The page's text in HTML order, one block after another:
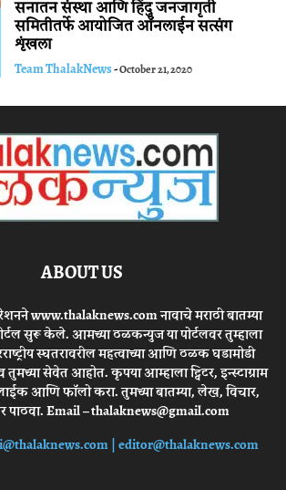
सनातन संस्था आणि हिंदु जनजागृती
समितीतर्फे आयोजित ऑनलाईन सत्संग
शृंखला
Team ThalakNews-October 21, 2020
ABOUT US
www.thalaknews.com नावाचे मराठी बातम्या
सुरू केले. आमच्या ठळकन्युज या पोर्टलवर तुम्हाला
स्घतरावरील महत्वाच्या आणि ठळक घडामोडी
सेवेत आहोत. कृपया आम्हाला ट्विटर, इन्स्टाग्राम
आणि फॉलो करा. तुमच्या बातम्या, लेख, विचार,
पाठवा. Email – thalaknews@gmail.com
| editor@thalaknews.com